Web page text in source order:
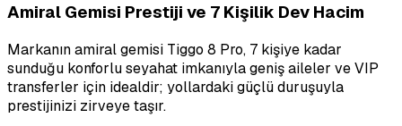
Amiral Gemisi Prestiji ve 7 Kişilik Dev Hacim
Markanın amiral gemisi Tiggo 8 Pro, 7 kişiye kadar
sunduğu konforlu seyahat imkanıyla geniş aileler ve VIP
transferler için idealdir; yollardaki güçlü duruşuyla
prestijinizi zirveye taşır.